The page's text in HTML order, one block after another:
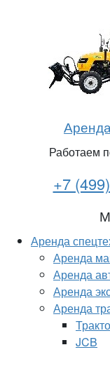
Работаем
+7
Аренда
Аренда
Аренда
Аренда
Аренда
JCB